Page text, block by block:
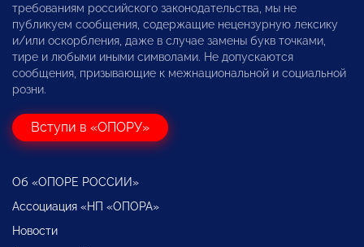
требованиям российского законодательства, мы не
публикуем сообщения, содержащие нецензурную лексику
и/или оскорбления, даже в случае замены букв точками,
тире и любыми иными символами. Не допускаются
сообщения, призывающие к межнациональной и социальной
розни.
Вступи в «ОПОРУ»
Об «ОПОРЕ РОССИИ»
Ассоциация «НП «ОПОРА»
Новости